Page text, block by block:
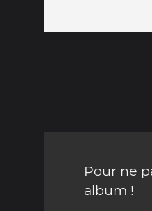
Pour ne
album !